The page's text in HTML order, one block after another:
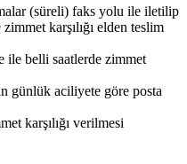
(süreli) faks yolu ile iletilip
karşılığı elden teslim
ile belli saatlerde zimmet
günlük aciliyete göre posta
karşılığı verilmesi